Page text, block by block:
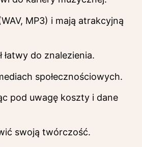
MP3) i mają atrakcyjną
do znalezienia.
społecznościowych.
pod uwagę koszty i dane
swoją twórczość.